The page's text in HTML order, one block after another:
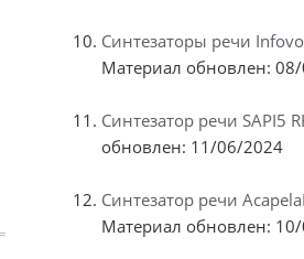
Синтезаторы речи
Материал обновлен:
Синтезатор речи SAPI5
обновлен: 11/06/2024
Синтезатор речи
Материал обновлен: